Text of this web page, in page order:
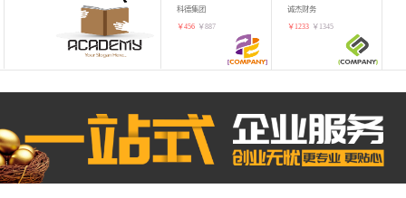
科德集团
￥456 ￥887
诚杰财务
￥ 1233 ￥ 1345